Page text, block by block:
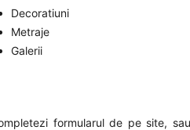
Decoratiuni
Metraje
Galerii
formularul de pe site,